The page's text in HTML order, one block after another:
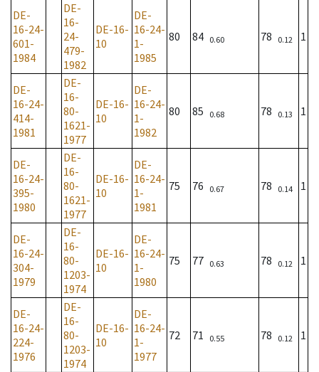
DE-
16-24-
601-
1984
DE-
16-
24-
479-
1982
DE-16-
10
DE-
16-24-
1-
1985
80 84 0.60 78 0.12 1
DE-
16-24-
414-
1981
DE-
16-
80-
1621-
1977
DE-16-
10
DE-
16-24-
1-
1982
80 85 0.68 78 0.13 1
DE-
16-24-
395-
1980
DE-
16-
80-
1621-
1977
DE-16-
10
DE-
16-24-
1-
1981
75 76 0.67 78 0.14 1
DE-
16-24-
304-
1979
DE-
16-
80-
1203-
1974
DE-16-
10
DE-
16-24-
1-
1980
75 77 0.63 78 0.12 1
DE-
16-24-
224-
1976
DE-
16-
80-
1203-
1974
DE-16-
10
DE-
16-24-
1-
1977
72 71 0.55 78 0.12 1